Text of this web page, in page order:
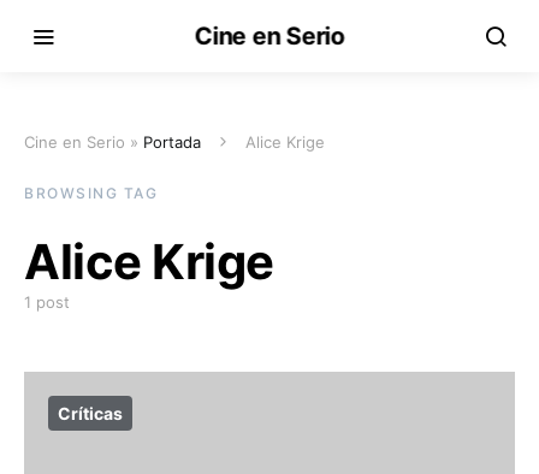
Cine en Serio
Cine en Serio » Portada Alice Krige
BROWSING TAG
Alice Krige
1 post
Críticas